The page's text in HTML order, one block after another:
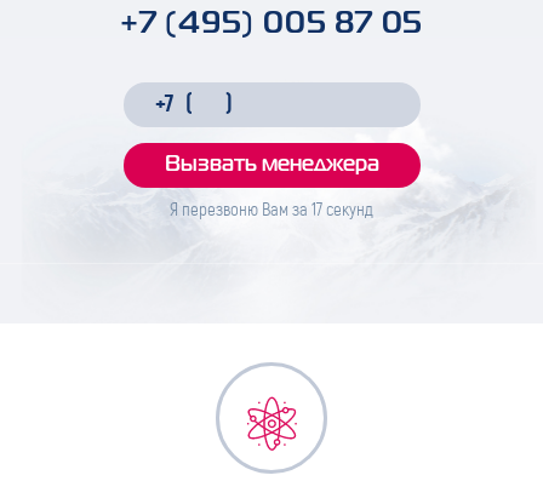
+7 (495) 005 87 05
Я перезвоню Вам за 17секунд